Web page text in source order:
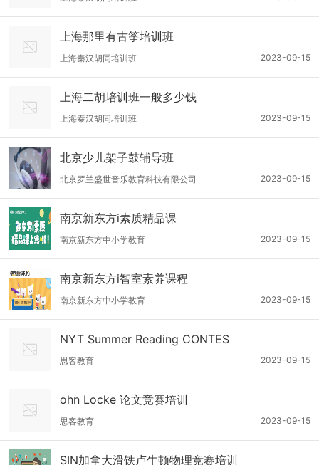
上海那里有古筝培训班
2023-09-15
上海秦汉胡同培训班
上海二胡培训班一般多少钱
2023-09-15
上海秦汉胡同培训班
北京少儿架子鼓辅导班
2023-09-15
北京罗兰盛世音乐教育科技有限公司
南京新东方i素质精品课
2023-09-15
南京新东方中小学教育
南京新东方i智室素养课程
2023-09-15
南京新东方中小学教育
NYT Summer Reading CONTES
2023-09-15
思客教育
ohn Locke 论文竞赛培训
2023-09-15
思客教育
SIN加拿大滑铁卢牛顿物理竞赛培训